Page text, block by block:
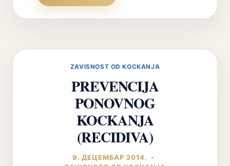
OD
ZAŠTITA
ZAVISNOST OD KOCKANJA
PREVENCIJA
PONOVNOG
KOCKANJA
(RECIDIVA)
9. ДЕЦЕМБАР 2014.